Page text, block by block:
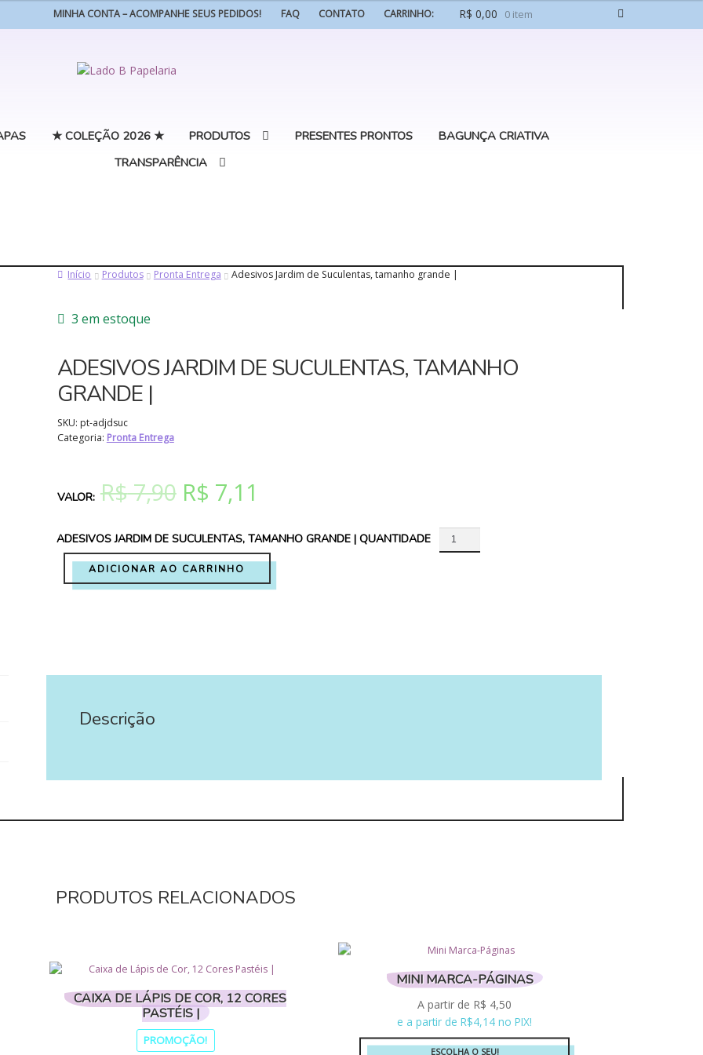
MINHA CONTA – ACOMPANHE SEUS PEDIDOS! FAQ CONTATO CARRINHO: R$ 0,00 0 item
Pular
Pular
★ COLEÇÃO 2026 ★ PRODUTOS PRESENTES PRONTOS
BAGUNÇA CRIATIVA
TRANSPARÊNCIA
Início Produtos Pronta Entrega Adesivos Jardim de Suculentas, tamanho grande |
ADESIVOS JARDIM DE SUCULENTAS, TAMANHO
GRANDE |
SKU: pt-adjdsuc
Categoria: Pronta Entrega
R$7,90 O
original
era:
R$ 7,11
atual
é:
3 em estoque
ADESIVOS JARDIM DE SUCULENTAS, TAMANHO GRANDE | QUANTIDADE
ADICIONAR AO CARRINHO
Descrição
PRODUTOS RELACIONADOS
CAIXA DE LÁPIS DE COR, 12 CORES
PASTÉIS |
PROMOÇÃO!
MINI MARCA-PÁGINAS
A partir de R$ 4,50
e a partir de R$4,14 no PIX!
ESCOLHA O SEU!